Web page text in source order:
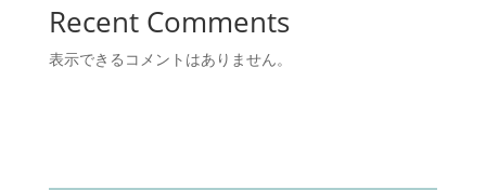
Recent Comments
表示できるコメントはありません。